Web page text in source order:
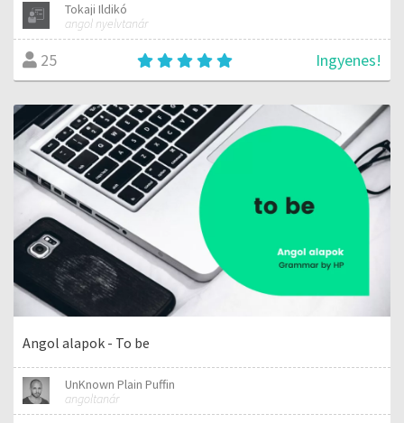
Tokaji Ildikó
angol nyelvtanár
25 Ingyenes!
Angol alapok - To be
UnKnown Plain Puffin
angoltanár